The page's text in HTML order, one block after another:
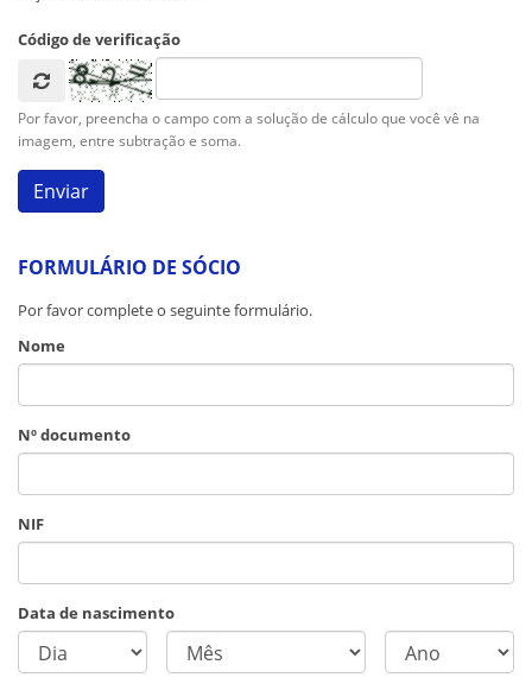
Código de verificação
Por favor, preencha o campo com a solução de cálculo que você vê na
imagem, entre subtração e soma.
FORMULÁRIO DE SÓCIO
Por favor complete o seguinte formulário.
Nome
Nº documento
NIF
Data de nascimento